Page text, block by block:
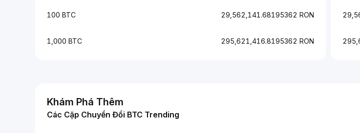
100 BTC 29,562,141.68195362 RON
1,000 BTC 295,621,416.8195362 RON
Khám Phá Thêm
Các Cặp Chuyển Đổi BTC Trending